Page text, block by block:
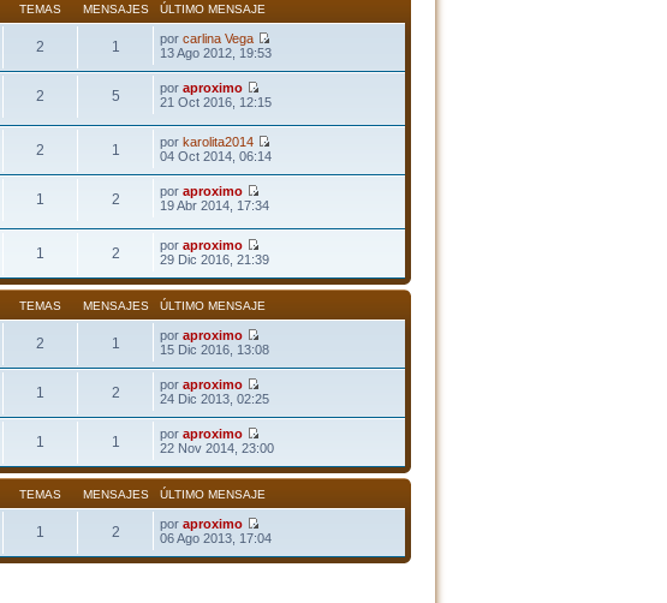
TEMAS MENSAJES ÚLTIMO MENSAJE
2 1 porcarlina Vega
13 Ago 2012, 19:53
2 5 poraproximo
21 Oct 2016, 12:15
2 1 porkarolita2014
04 Oct 2014, 06:14
1 2 poraproximo
19 Abr 2014, 17:34
1 2 poraproximo
29 Dic 2016, 21:39
TEMAS MENSAJES ÚLTIMO MENSAJE
2 1 poraproximo
15 Dic 2016, 13:08
1 2 poraproximo
24 Dic 2013, 02:25
1 1 poraproximo
22 Nov 2014, 23:00
TEMAS MENSAJES ÚLTIMO MENSAJE
1 2 poraproximo
06 Ago 2013, 17:04